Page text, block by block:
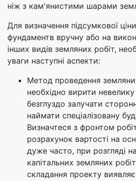
ніж з кам'янистими шарами
Для визначення підсумкової
фундаментв вручну або на
інших видів земляних робіт,
уваги наступні аспекти:
Метод проведення
необхідно вирити
безглуздо залучати
наймати спеціалізовану
Визначтеся з фронтом
розрахунок вартості на
дуже часто, при розгляді
капітальних земляних
складання проекту